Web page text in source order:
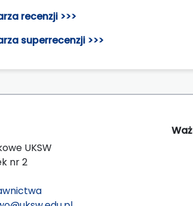
recenzji >>>
superrecenzji >>>
UKSW
nr 2